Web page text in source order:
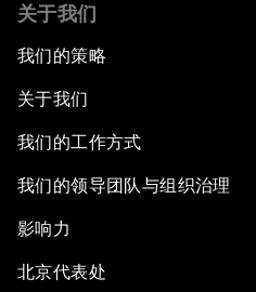
关于我们
我们的策略
关于我们
我们的工作方式
我们的领导团队与组织治理
影响力
北京代表处